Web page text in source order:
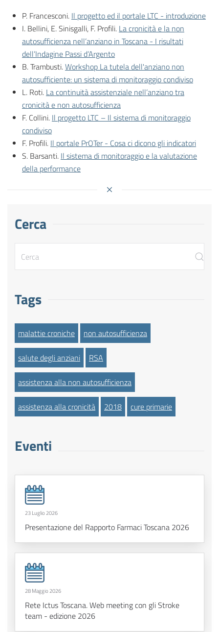
P. Francesconi. Il progetto ed il portale LTC - introduzione
I. Bellini, E. Sinisgalli, F. Profili. La cronicità e la non
autosufficienza nell’anziano in Toscana - I risultati
dell’Indagine Passi d’Argento
B. Trambusti.Workshop La tutela dell'anziano non
autosufficiente: un sistema di monitoraggio condiviso
L. Roti. La continuità assistenziale nell’anziano tra
cronicità e non autosufficienza
F. Collini. Il progetto LTC – Il sistema di monitoraggio
condiviso
F. Profili. Il portale PrOTer - Cosa ci dicono gli indicatori
S. Barsanti. Il sistema di monitoraggio e la valutazione
della performance
Cerca
Tags
malattie croniche non autosufficienza
salute degli anziani RSA
assistenza alla non autosufficienza
assistenza alla cronicità 2018 cure primarie
Eventi
23 Luglio 2026
Presentazione del Rapporto Farmaci Toscana 2026
28 Maggio 2026
Rete Ictus Toscana. Web meeting con gli Stroke
team - edizione 2026